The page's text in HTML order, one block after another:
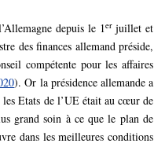
depuis le 1erjuillet et
des finances allemand préside,
compétente pour les affaires
). Or la présidence allemande a
les Etats de l’UE était au cœur de
grand soin à ce que le plan de
dans les meilleures conditions